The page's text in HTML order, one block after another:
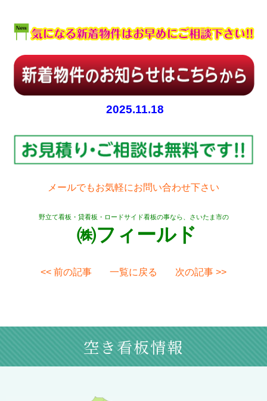
2025.11.18
メールでもお気軽にお問い合わせ下さい
野立て看板・貸看板・ロードサイド看板の事なら、さいたま市の
㈱フィールド
<< 前の記事 一覧に戻る 次の記事 >>
空き看板情報